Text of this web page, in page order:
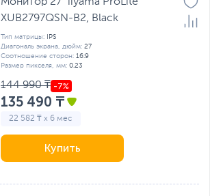
Монитор 27" iiyama ProLite
XUB2797QSN-B2, Black
Тип матрицы:
IPS
Диагональ экрана, дюйм: 27
Соотношение сторон: 16:9
Размер пикселя, мм: 0.23
144 990 ₸
135 490 ₸
22 582 ₸ x 6 мес
Купить